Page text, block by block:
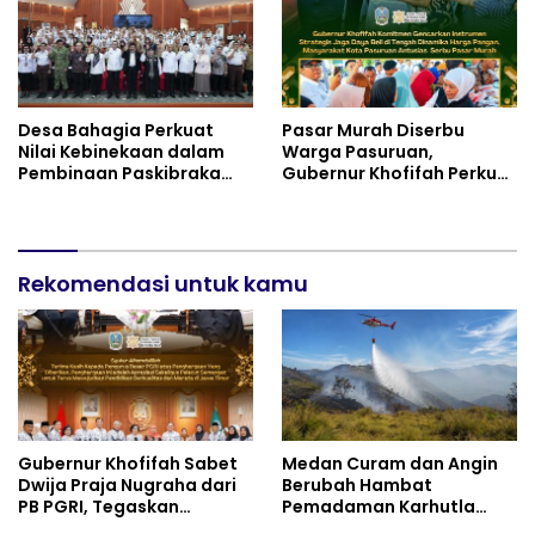
Desa Bahagia Perkuat
Nilai Kebinekaan dalam
Pembinaan Paskibraka
Pasar Murah Diserbu
Warga Pasuruan,
Gubernur Khofifah Perkuat
Rekomendasi untuk kamu
Gubernur Khofifah Sabet
Dwija Praja Nugraha dari
PB PGRI, Tegaskan
Medan Curam dan Angin
Berubah Hambat
Pemadaman Karhutla